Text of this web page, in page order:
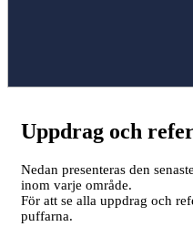
Uppdrag och
Nedan presenteras den
inom varje område.
För att se alla uppdrag och
puffarna.